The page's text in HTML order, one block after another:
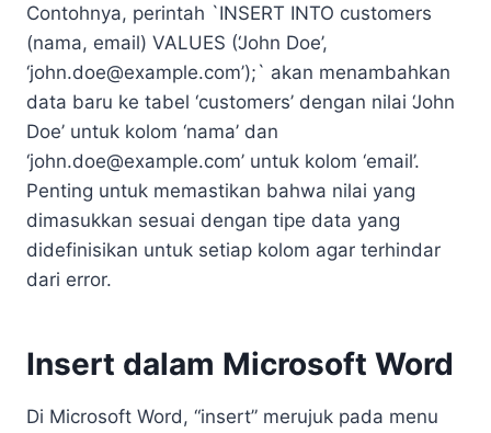
Contohnya, perintah `INSERT INTO customers
(nama, email) VALUES (‘John Doe’,
‘john.doe@example.com’);` akan menambahkan
data baru ke tabel ‘customers’ dengan nilai ‘John
Doe’ untuk kolom ‘nama’ dan
‘john.doe@example.com’ untuk kolom ‘email’.
Penting untuk memastikan bahwa nilai yang
dimasukkan sesuai dengan tipe data yang
didefinisikan untuk setiap kolom agar terhindar
dari error.
Insert dalam Microsoft Word
Di Microsoft Word, “insert” merujuk pada menu